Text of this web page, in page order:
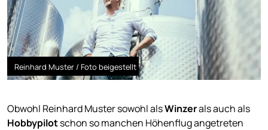
Reinhard Muster / Foto beigestellt
Obwohl Reinhard Muster sowohl alsWinzerals auch als
Hobbypilotschon so manchen Höhenflug angetreten